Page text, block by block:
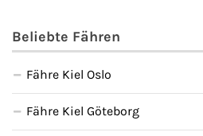
Beliebte Fähren
Fähre Kiel Oslo
Fähre Kiel Göteborg